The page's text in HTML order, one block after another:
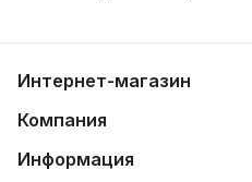
Интернет-магазин
Компания
Информация